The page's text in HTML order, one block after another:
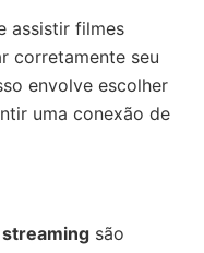
assistir filmes
corretamente seu
envolve escolher
uma conexão de
são